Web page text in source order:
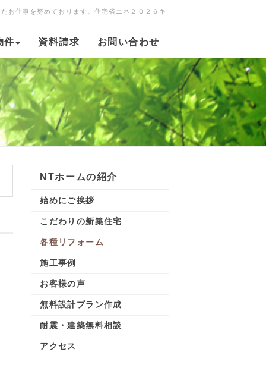
お仕事を努めております。住宅省エネ２０２６キ
件 資料請求 お問い合わせ
NTホームの紹介
始めにご挨拶
こだわりの新築住宅
各種リフォーム
施工事例
お客様の声
無料設計プラン作成
耐震・建築無料相談
アクセス